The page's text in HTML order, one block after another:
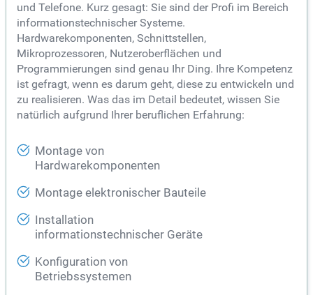
und Telefone. Kurz gesagt: Sie sind der Profi im Bereich
informationstechnischer Systeme.
Hardwarekomponenten, Schnittstellen,
Mikroprozessoren, Nutzeroberflächen und
Programmierungen sind genau Ihr Ding. Ihre Kompetenz
ist gefragt, wenn es darum geht, diese zu entwickeln und
zu realisieren. Was das im Detail bedeutet, wissen Sie
natürlich aufgrund Ihrer beruflichen Erfahrung:
Montage von
Hardwarekomponenten
Montage elektronischer Bauteile
Installation
informationstechnischer Geräte
Konfiguration von
Betriebssystemen